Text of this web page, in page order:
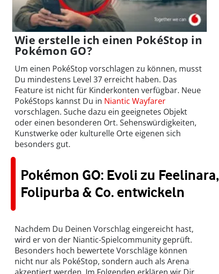
Wie erstelle ich einen PokéStop in
Pokémon GO?
Um einen PokéStop vorschlagen zu können, musst
Du mindestens Level 37 erreicht haben. Das
Feature ist nicht für Kinderkonten verfügbar. Neue
PokéStops kannst Du in Niantic Wayfarer
vorschlagen. Suche dazu ein geeignetes Objekt
oder einen besonderen Ort. Sehenswürdigkeiten,
Kunstwerke oder kulturelle Orte eigenen sich
besonders gut.
Pokémon GO: Evoli zu Feelinara,
Folipurba & Co. entwickeln
Nachdem Du Deinen Vorschlag eingereicht hast,
wird er von der Niantic-Spielcommunity geprüft.
Besonders hoch bewertete Vorschläge können
nicht nur als PokéStop, sondern auch als Arena